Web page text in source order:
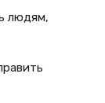
людям,